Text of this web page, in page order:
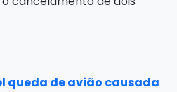
queda de avião causada